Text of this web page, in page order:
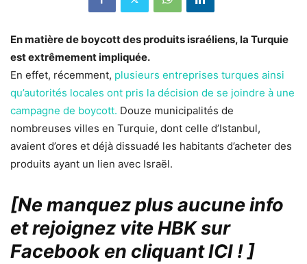
En matière de boycott des produits israéliens, la Turquie
est extrêmement impliquée.
En effet, récemment, plusieurs entreprises turques ainsi
qu’autorités locales ont pris la décision de se joindre à une
campagne de boycott. Douze municipalités de
nombreuses villes en Turquie, dont celle d’Istanbul,
avaient d’ores et déjà dissuadé les habitants d’acheter des
produits ayant un lien avec Israël.
[Ne manquez plus aucune info
et rejoignez vite HBK sur
Facebook en cliquant ICI !]